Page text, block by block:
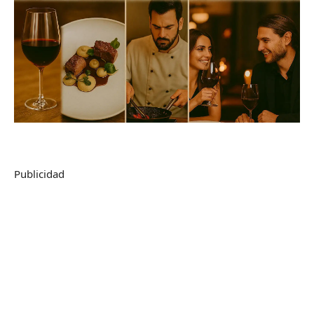
Publicidad